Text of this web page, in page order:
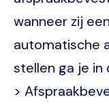
wanneer zij
automatische
stellen ga je in
>